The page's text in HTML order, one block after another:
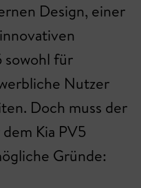
Design, einer
sowohl für
Nutzer
Doch muss der
Kia PV5
Gründe: